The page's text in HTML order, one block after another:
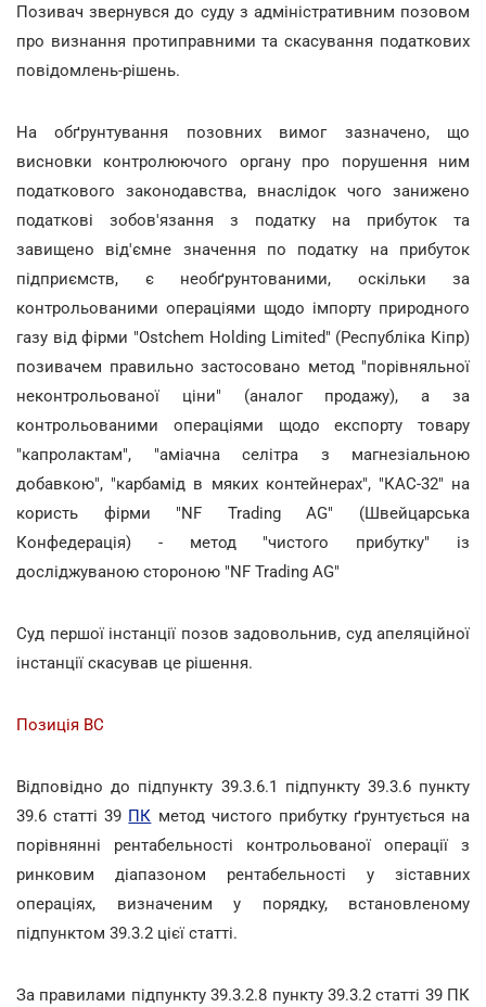
Позивач звернувся до суду з адміністративним позовом
про визнання протиправними та скасування податкових
повідомлень-рішень.
На обґрунтування позовних вимог зазначено, що
висновки контролюючого органу про порушення ним
податкового законодавства, внаслідок чого занижено
податкові зобов'язання з податку на прибуток та
завищено від'ємне значення по податку на прибуток
підприємств, є необґрунтованими, оскільки за
контрольованими операціями щодо імпорту природного
газу від фірми "Ostchem Holding Limited" (Республіка Кіпр)
позивачем правильно застосовано метод "порівняльної
неконтрольованої ціни" (аналог продажу), а за
контрольованими операціями щодо експорту товару
"капролактам", "аміачна селітра з магнезіальною
добавкою", "карбамід в мяких контейнерах", "КАС-32" на
користь фірми "NF Trading AG" (Швейцарська
Конфедерація) - метод "чистого прибутку" із
досліджуваною стороною "NF Trading AG"
Суд першої інстанції позов задовольнив, суд апеляційної
інстанції скасував це рішення.
Позиція ВС
Відповідно до підпункту 39.3.6.1 підпункту 39.3.6 пункту
39.6 статті 39 ПК метод чистого прибутку ґрунтується на
порівнянні рентабельності контрольованої операції з
ринковим діапазоном рентабельності у зіставних
операціях, визначеним у порядку, встановленому
підпунктом 39.3.2 цієї статті.
За правилами підпункту 39.3.2.8 пункту 39.3.2 статті 39 ПК